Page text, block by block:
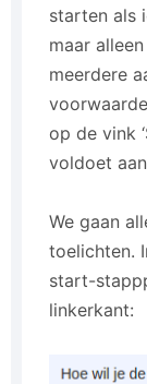
starten als
maar
meerdere
op de vink
voldoet
We gaan
toelichten.
start-
linkerkant: